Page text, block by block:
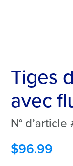
Tiges
avec
N°
$96.99